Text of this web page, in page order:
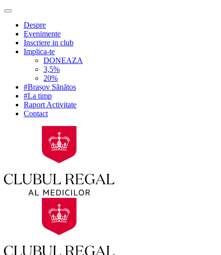
Despre
Evenimente
Inscriere in club
Implica-te
DONEAZA
3,5%
20%
#Brașov Sănătos
#La timp
Raport Activitate
Contact